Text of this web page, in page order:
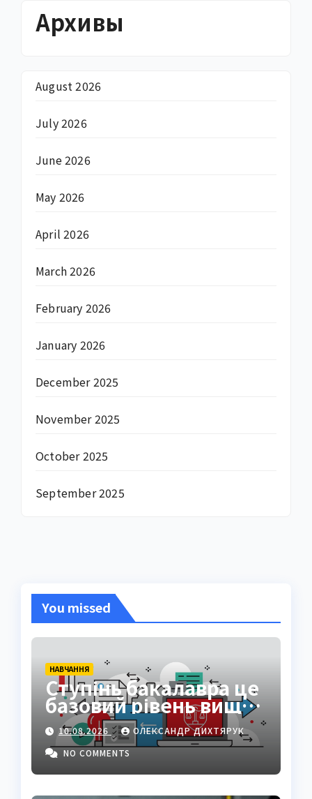
Архивы
August 2026
July 2026
June 2026
May 2026
April 2026
March 2026
February 2026
January 2026
December 2025
November 2025
October 2025
September 2025
You missed
НАВЧАННЯ
Ступінь бакалавра це
базовий рівень вищої
освіти
10.08.2026
ОЛЕКСАНДР ДИХТЯРУК
NO COMMENTS